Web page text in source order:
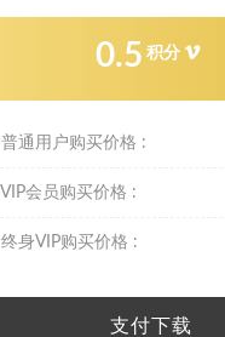
0.5 积分
普通用户购买价格 :
VIP会员购买价格 :
终身VIP购买价格 :
支付下载